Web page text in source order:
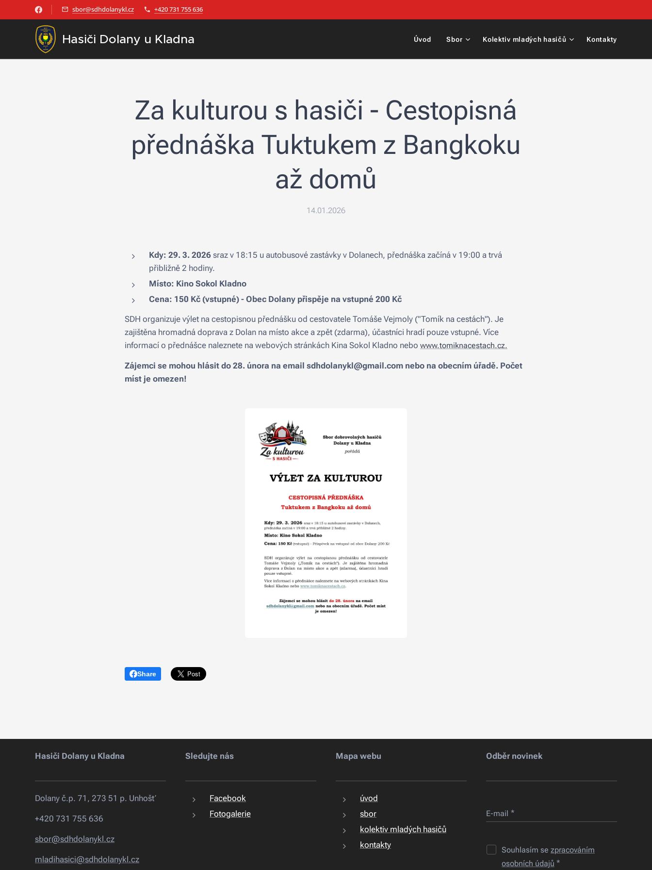
sbor@sdhdolanykl.cz +420 731 755 636
Hasiči Dolany u Kladna Úvod Sbor Kolektiv mladých hasičů Kontakty
Za kulturou s hasiči - Cestopisná
přednáška Tuktukem z Bangkoku
až domů
14.01.2026
Kdy: 29. 3. 2026 sraz v 18:15 u autobusové zastávky v Dolanech, přednáška začíná v 19:00 a trvá
přibližně 2 hodiny.
Místo: Kino Sokol Kladno
Cena: 150 Kč (vstupné) - Obec Dolany přispěje na vstupné 200 Kč
SDH organizuje výlet na cestopisnou přednášku od cestovatele Tomáše Vejmoly ("Tomík na cestách"). Je
zajištěna hromadná doprava z Dolan na místo akce a zpět (zdarma), účastníci hradí pouze vstupné. Více
informací o přednášce naleznete na webových stránkách Kina Sokol Kladno nebo www.tomiknacestach.cz.
Zájemci se mohou hlásit do 28. února na email sdhdolanykl@gmail.com nebo na obecním úřadě. Počet
míst je omezen!
Share
Hasiči Dolany u Kladna
Dolany č.p. 71, 273 51 p. Unhošť
+420 731 755 636
sbor@sdhdolanykl.cz
mladihasici@sdhdolanykl.cz
Sledujte nás
Facebook
Fotogalerie
Mapa webu
úvod
sbor
kolektiv mladých hasičů
kontakty
Odběr novinek
E-mail
Souhlasím se zpracováním
osobních údajů